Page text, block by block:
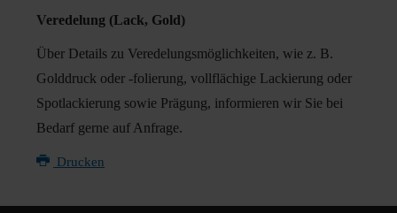
Veredelung (Lack, Gold)
Über Details zu Veredelungsmöglichkeiten, wie z. B.
Golddruck oder -folierung, vollflächige Lackierung oder
Spotlackierung sowie Prägung, informieren wir Sie bei
Bedarf gerne auf Anfrage.
Drucken